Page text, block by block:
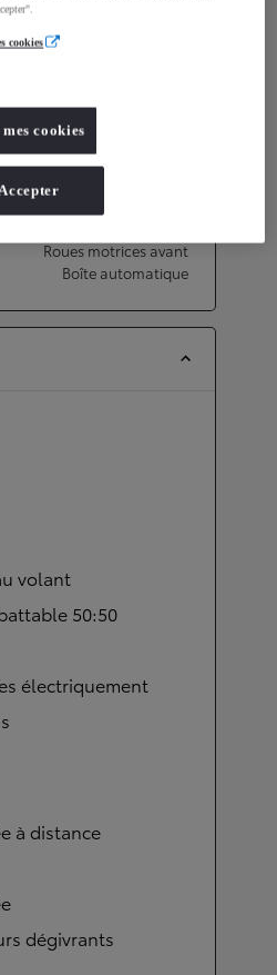
Roues motrices avant
Boîte automatique
volant
50:50
électriquement
à distance
dégivrants
cookies
cookies